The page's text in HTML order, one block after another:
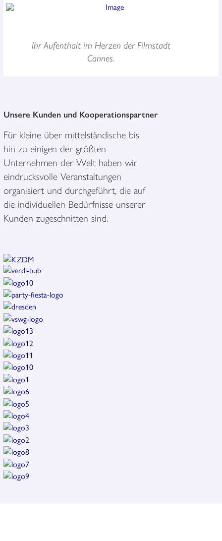
Ihr Aufenthalt im Herzen der Filmstadt
Cannes.
Unsere Kunden und Kooperationspartner
Für kleine über mittelständische bis
hin zu einigen der größten
Unternehmen der Welt haben wir
eindrucksvolle Veranstaltungen
organisiert und durchgeführt, die auf
die individuellen Bedürfnisse unserer
Kunden zugeschnitten sind.